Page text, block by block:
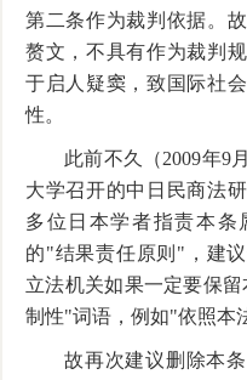
第二条作为裁判依据。
赘文，不具有作为裁判
于启人疑窦，致国际社
性。
此前不久（2009年9
大学召开的中日民商法
多位日本学者指责本条
的"结果责任原则"，建
立法机关如果一定要保
制性"词语，例如"依照本
故再次建议删除本